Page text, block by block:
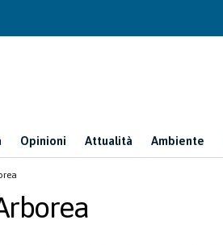
Opinioni Attualità Ambiente